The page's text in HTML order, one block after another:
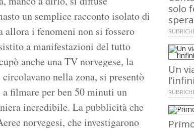
un semplice racconto isolato di
i fenomeni non si fossero
a manifestazioni del tutto
anche una TV norvegese, la
nella zona, si presentò
filmare per ben 50 minuti un
incredibile. La pubblicità che
norvegesi, che investigarono
solo
Un